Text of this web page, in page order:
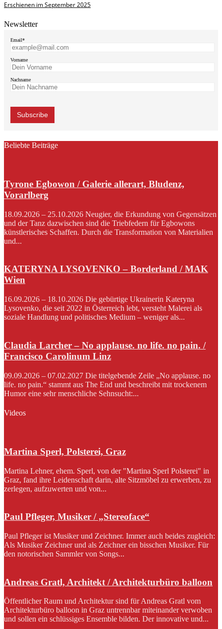
Erschienen im September 2025
Newsletter
Email*
Vorname
Nachname
Beliebte Beiträge
Tyrone Egbowon / Galerie allerart, Bludenz,
Vorarlberg
18.09.2026 – 25.10.2026 Neugier, die Erkundung von Gegensätzen
und der Tanz dazwischen sind die Triebfedern für Egbowons
künstlerisches Schaffen. Durch die Transformation von Materialien
und...
KATERYNA LYSOVENKO – Borderland / MAK
Wien
16.09.2026 – 18.10.2026 Die gebürtige Ukrainerin Kateryna
Lysovenko, die seit 2022 in Österreich lebt, versteht Malerei als
soziale Handlung und politisches Medium – weniger als...
Claudia Larcher – No applause. no life. no pain. /
Francisco Carolinum Linz
09.09.2026 – 07.02.2027 Die titelgebende Zeile „No applause. no
life. no pain.“ stammt aus The End und beschreibt mit trockenem
Humor eine sehr menschliche Sehnsucht:...
Videos
Martina Sperl, Polsterei, Graz
Martina Lehner, ehem. Sperl, von der "Martina Sperl Polsterei" in
Graz, fand ihre Leidenschaft darin, alte Sitzmöbel zu erwerben, zu
zerlegen, aufzuwerten und von...
Paul Pfleger, Musiker / „Stereoface“
Paul Pfleger ist Musiker und Zeichner. Immer auch beides zugleich:
Als Musiker Zeichner und als Zeichner ein bisschen Musiker. Für
den notorischen Sammler von Songs...
Andreas Gratl, Architekt / Architekturbüro balloon
Öffentlicher Raum und Architektur sind für Andreas Gratl vom
Architekturbüro balloon in Graz untrennbar miteinander verwoben
und sollen ein schlüssiges Ensemble bilden. Der innovative und...